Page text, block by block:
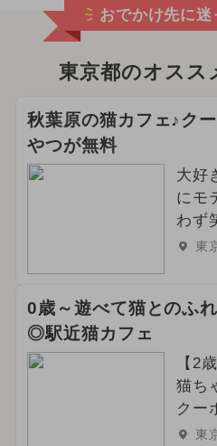
おでかけ先に迷
東京都のオスス
秋葉原の猫カフェ♪ク
やつが無料
大好
にモ
わず
東
0歳～遊べて猫とのふ
◎駅近猫カフェ
【2
猫ち
クー
東